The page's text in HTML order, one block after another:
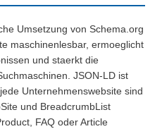
Umsetzung von Schema.org
maschinenlesbar, ermoeglicht
und staerkt die
JSON-LD ist
Unternehmenswebsite sind
und BreadcrumbList
FAQ oder Article